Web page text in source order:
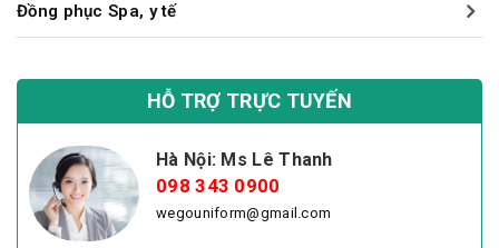
Đồng phục Spa, y tế
HỖ TRỢ TRỰC TUYẾN
Hà Nội: Ms Lê Thanh
098 343 0900
wegouniform@gmail.com